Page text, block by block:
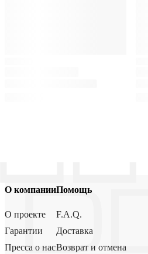
О компании
О проекте
Гарантии
Пресса о нас
Помощь
F.A.Q.
Доставка
Возврат и отмена